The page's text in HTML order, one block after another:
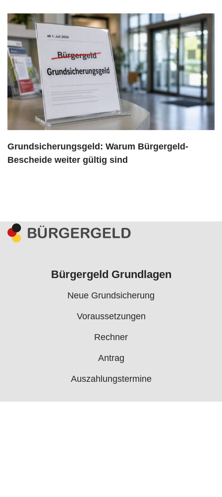
Grundsicherungsgeld: Warum Bürgergeld-
Bescheide weiter gültig sind
Bürgergeld Grundlagen
Neue Grundsicherung
Voraussetzungen
Rechner
Antrag
Auszahlungstermine